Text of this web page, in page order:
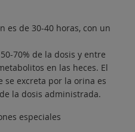
es de 30-40 horas, con un
70% de la dosis y entre
en las heces. El
se excreta por la orina es
la dosis administrada.
especiales